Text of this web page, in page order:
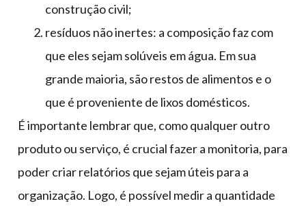
construção civil;
resíduos não inertes: a composição faz com
que eles sejam solúveis em água. Em sua
grande maioria, são restos de alimentos e o
que é proveniente de lixos domésticos.
É importante lembrar que, como qualquer outro
produto ou serviço, é crucial fazer a monitoria, para
poder criar relatórios que sejam úteis para a
organização. Logo, é possível medir a quantidade